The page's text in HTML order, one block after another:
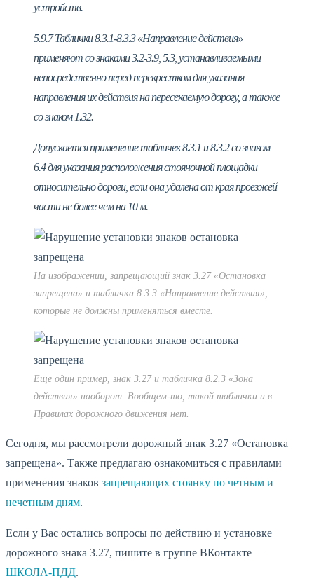
устройств.
5.9.7 Таблички 8.3.1-8.3.3 «Направление действия»
применяют со знаками 3.2-3.9, 5.3, устанавливаемыми
непосредственно перед перекрестком для указания
направления их действия на пересекаемую дорогу, а также
со знаком 1.32.
Допускается применение табличек 8.3.1 и 8.3.2 со знаком
6.4 для указания расположения стояночной площадки
относительно дороги, если она удалена от края проезжей
части не более чем на 10 м.
На изображении, запрещающий знак 3.27 «Остановка
запрещена» и табличка 8.3.3 «Направление действия»,
которые не должны применяться вместе.
Еще один пример, знак 3.27 и табличка 8.2.3 «Зона
действия» наоборот. Вообщем-то, такой таблички и в
Правилах дорожного движения нет.
Сегодня, мы рассмотрели дорожный знак 3.27 «Остановка
запрещена». Также предлагаю ознакомиться с правилами
применения знаков запрещающих стоянку по четным и
нечетным дням.
Если у Вас остались вопросы по действию и установке
дорожного знака 3.27, пишите в группе ВКонтакте —
ШКОЛА-ПДД.